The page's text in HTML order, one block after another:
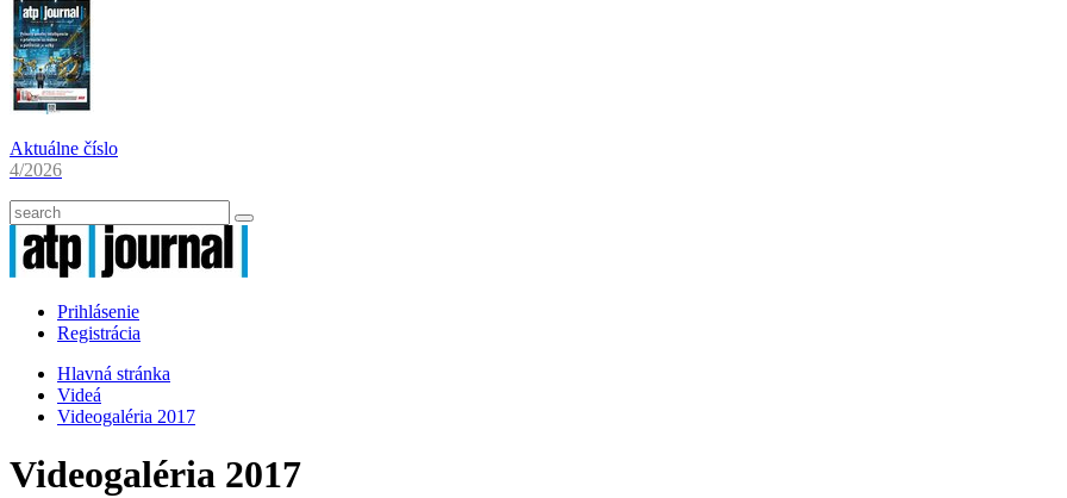
Aktuálne číslo
4/2026
Prihlásenie
Registrácia
Hlavná stránka
Videá
Videogaléria 2017
Videogaléria 2017